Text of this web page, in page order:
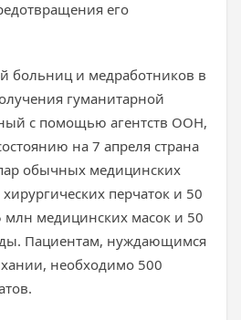
его
больниц и медработников в
гуманитарной
с помощью агентств ООН,
на 7 апреля страна
обычных медицинских
перчаток и 50
млн медицинских масок и 50
Пациентам, нуждающимся
необходимо 500